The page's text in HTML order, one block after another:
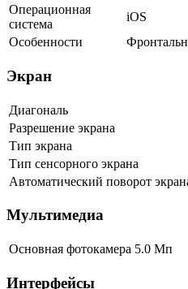
Операционная
система
iOS
Особенности
Экран
Диагональ
Разрешение экрана
Тип экрана
Тип сенсорного экрана
Автоматический поворот
Мультимедиа
Основная фотокамера 5.0 Мп
Интерфейсы